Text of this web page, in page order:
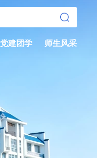
党建团学 师生风采